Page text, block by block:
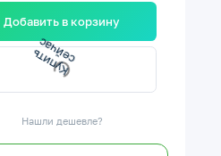
Добавить в корзину
К
у
п
и
т
ь
с
е
й
ч
а
с
Нашли дешевле?